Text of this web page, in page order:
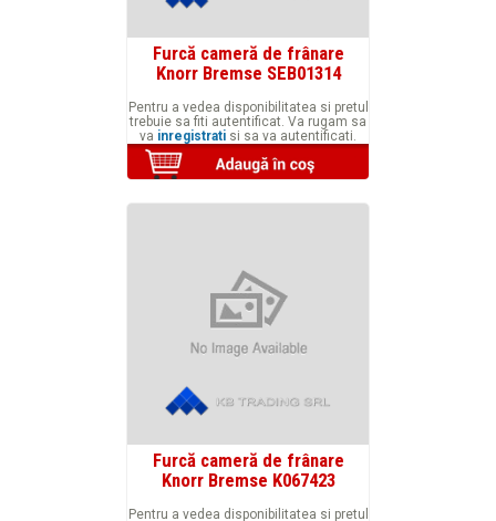
Furcă cameră de frânare
Knorr Bremse SEB01314
Pentru a vedea disponibilitatea si pretul
trebuie sa fiti autentificat. Va rugam sa
va inregistrati si sa va autentificati.
Furcă cameră de frânare
Knorr Bremse K067423
Pentru a vedea disponibilitatea si pretul